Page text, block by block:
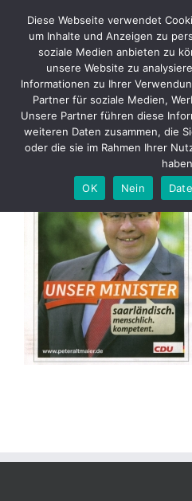
content
2013 09 Neues
CDU Wahlkampf
Diese Webseite verwendet
um Inhalte und Anzeigen zu
soziale Medien anbieten zu
unsere Website zu
Informationen zu Ihrer
Partner für soziale Medien,
Unsere Partner führen diese
weiteren Daten zusammen, die
oder die sie im Rahmen Ihrer
OK
Nein